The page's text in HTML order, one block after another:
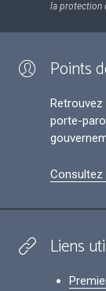
la protection
Points
porte-
Consultez
Liens